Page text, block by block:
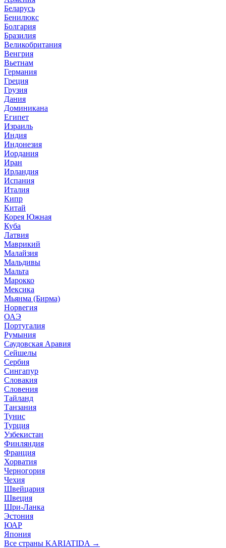
Беларусь
Бенилюкс
Болгария
Бразилия
Великобритания
Венгрия
Вьетнам
Германия
Греция
Грузия
Дания
Доминикана
Египет
Израиль
Индия
Индонезия
Иордания
Иран
Ирландия
Испания
Италия
Кипр
Китай
Корея Южная
Куба
Латвия
Маврикий
Малайзия
Мальдивы
Мальта
Марокко
Мексика
Мьянма (Бирма)
Норвегия
ОАЭ
Португалия
Румыния
Саудовская Аравия
Сейшелы
Сербия
Сингапур
Словакия
Словения
Тайланд
Танзания
Тунис
Турция
Узбекистан
Финляндия
Франция
Хорватия
Черногория
Чехия
Швейцария
Швеция
Шри-Ланка
Эстония
ЮАР
Япония
Все страны KARIATIDA →